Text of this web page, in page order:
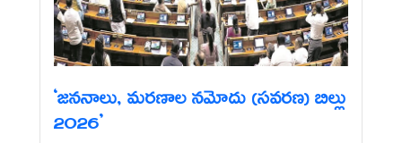
‘జననాలు, మరణాల నమోదు (సవరణ) బిల్లు
2026’